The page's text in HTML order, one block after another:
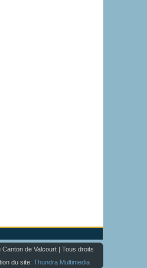
de Valcourt | Tous droits
du site: Thundra Multimedia